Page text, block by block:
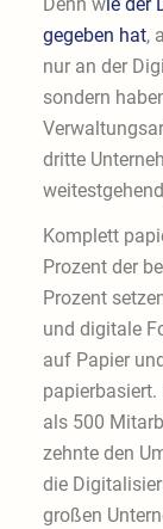
gegeben hat,
nur an der
sondern
dritte
Komplett
Prozent der
Prozent
und digitale
auf Papier
papierbasiert.
als 500
zehnte den
die
großen